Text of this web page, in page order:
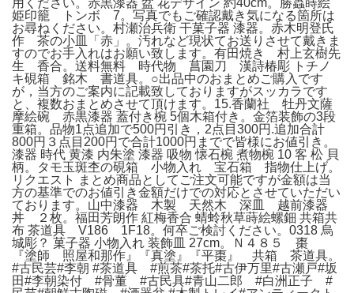
姫印籠 トンボ 7。写真でもご確認戴き気になる箇所は
お尋ねください。村瀬治兵衛 干菓子器 漆器。赤木明登氏
作 茶の小皿「赤」。汚れなど現状てお送りさせて戴きま
すのでお手入れはお願い致します。有田焼き 村上玄樹先
生 香合。送料無料 時代物 菖園刀 漢詩椿彫 トチノ
キ硯箱 銘木 書道具。○出品中のおまとめご購入です
が，当方のご案内に記載致しておりますがスッカラです
と、複数おまとめさせて頂けます。15.香蘭社 牡丹文薩
摩絵碗 赤黒漆器 蓋付き椀 5個木箱付き。金箔装飾の3段
重箱。品物1点追加で500円引き，2点目300円.追加合計
800円３点目200円で合計1000円までで皆様にお値引き。
漆器 時代 黄漆 内朱塗 漆器 吸物 懐石椀 煮物椀 10 客 松 貝
柄。タモ玉斑杢の硯箱 小物入れ 宝石箱 指物仕上げ。
リクエスト まとめ商品としてご注文可能ですが金額は当
方の基準でのお値引き金額だけでの対応とさせていただい
ております。山中漆器 木製 天然木 深皿 越前漆器
丼 ２枚。福田芳朗作 紅梅香合 蜻蛉秋草蒔絵螺鈿 共箱共
布 茶道具 V186 1F18。何卒ご検討ください。0318 烏
城彫？ 菓子器 小物入れ 装飾皿 27cm。Ｎ４８５ 棗
『塗師 照屋和那作』『真塗』『平棗』 共箱 茶道具。
#古民芸#李朝 #茶道具 #煎茶#茶托#古伊万里#古瀬戸#坂
田#李朝染付 #骨董 #古民具#青山二郎 #白洲正子 #